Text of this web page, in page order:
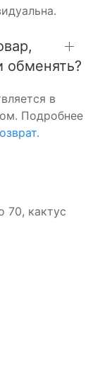
обменять?
в
Подробнее
70, кактус